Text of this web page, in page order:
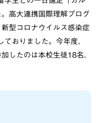
高大連携国際理解プログ
型コロナウイルス感染症
おりました。今年度、
したのは本校生徒18名、